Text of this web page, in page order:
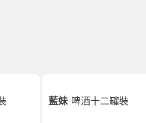
藍妹 啤酒十二罐裝